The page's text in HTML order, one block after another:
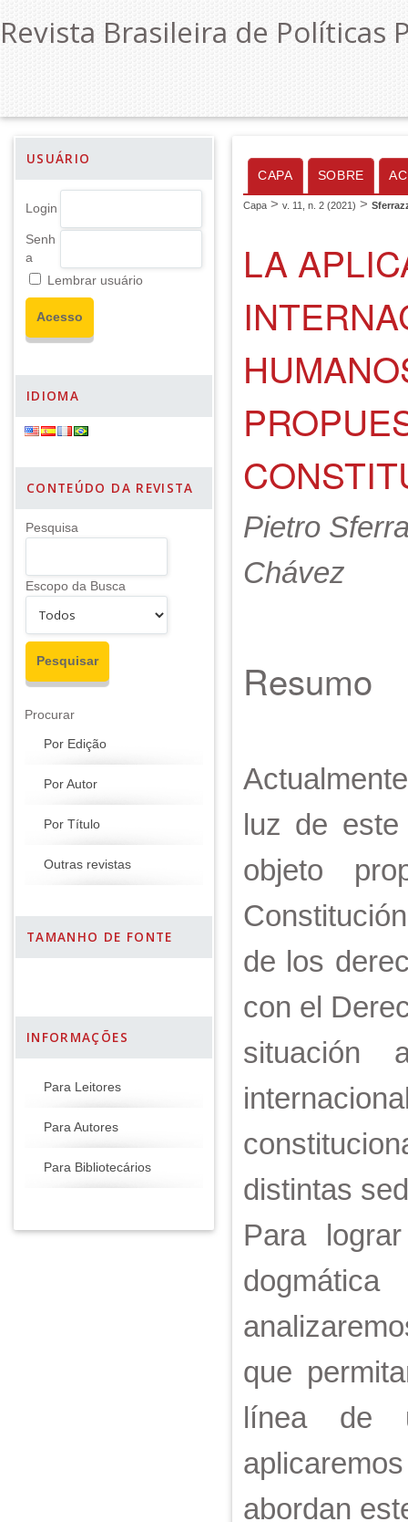
Revista Brasileira de Políticas
USUÁRIO
Login
Senh
a
Lembrar usuário
IDIOMA
CONTEÚDO DA REVISTA
Pesquisa
Escopo da Busca
Procurar
Por Edição
Por Autor
Por Título
Outras revistas
TAMANHO DE FONTE
INFORMAÇÕES
Para Leitores
Para Autores
Para Bibliotecários
CAPA SOBRE
Capa > v. 11, n. 2 (2021) >
LA
Pietro
Chávez
Resumo
luz de este
objeto
de los
con el
situación
distintas
Para
que
línea de
abordan